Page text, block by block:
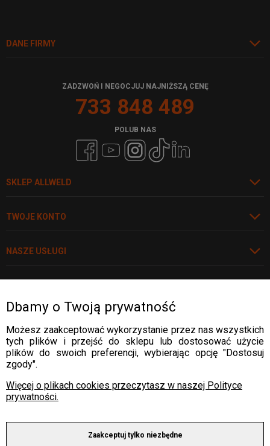
DANE FIRMY
SKLEP ALLWELD
TWOJE KONTO
NASZE USŁUGI
ZADZWOŃ I NEGOCJUJ NAJNIŻSZĄ CENĘ
733 848 489
POLUB NAS
WARTO WIEDZIEĆ
WARTO WIEDZIEĆ
WARTO WIEDZIEĆ
Rozwiń
Dbamy o Twoją prywatność
Możesz zaakceptować wykorzystanie przez nas wszystkich
tych plików i przejść do sklepu lub dostosować użycie
plików do swoich preferencji, wybierając opcję "Dostosuj
zgody".
Więcej o plikach cookies przeczytasz w naszej Polityce
prywatności.
Zaakceptuj tylko niezbędne